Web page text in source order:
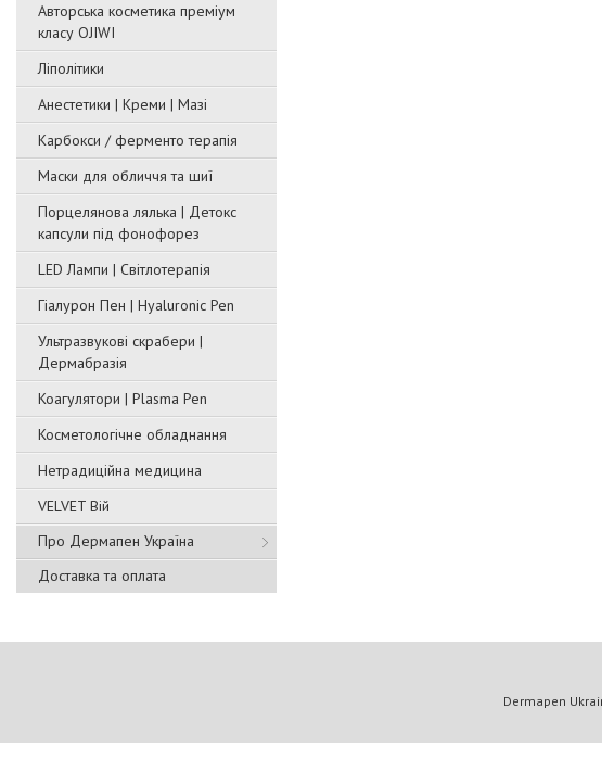
Авторська косметика преміум
класу OJIWI
Ліполітики
Анестетики | Креми | Мазі
Карбокси / ферменто терапія
Маски для обличчя та шиї
Порцелянова лялька | Детокс
капсули під фонофорез
LED Лампи | Світлотерапія
Гіалурон Пен | Hyaluronic Pen
Ультразвукові скрабери |
Дермабразія
Коагулятори | Plasma Pen
Косметологічне обладнання
Нетрадиційна медицина
VELVET Вій
Про Дермапен Україна
Доставка та оплата